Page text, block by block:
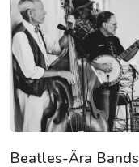
Beatles-Ära Bands